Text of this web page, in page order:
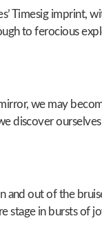
Timesig imprint,
to ferocious
we may
discover
and out of the
stage in bursts of